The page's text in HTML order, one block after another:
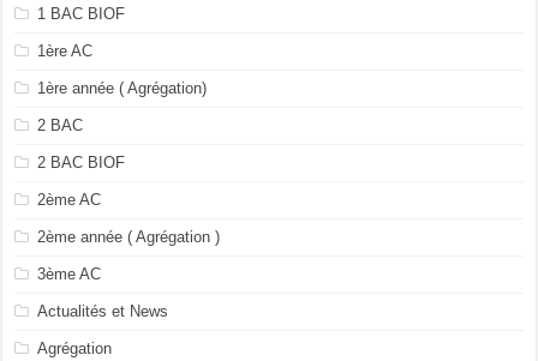
1 BAC BIOF
1ère AC
1ère année ( Agrégation)
2 BAC
2 BAC BIOF
2ème AC
2ème année ( Agrégation )
3ème AC
Actualités et News
Agrégation